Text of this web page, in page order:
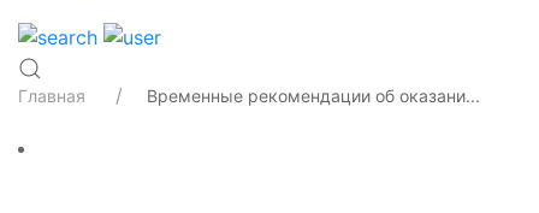
Главная Временные рекомендации об оказани...